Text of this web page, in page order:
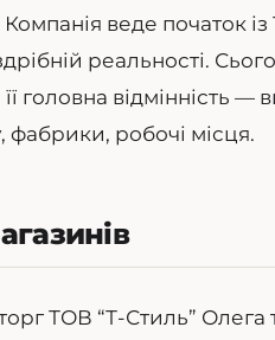
веде початок
реальності.
головна відмінність
робочі місця.
ТОВ “Т-Стиль” Олега